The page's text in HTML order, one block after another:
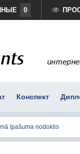
0
Конспект